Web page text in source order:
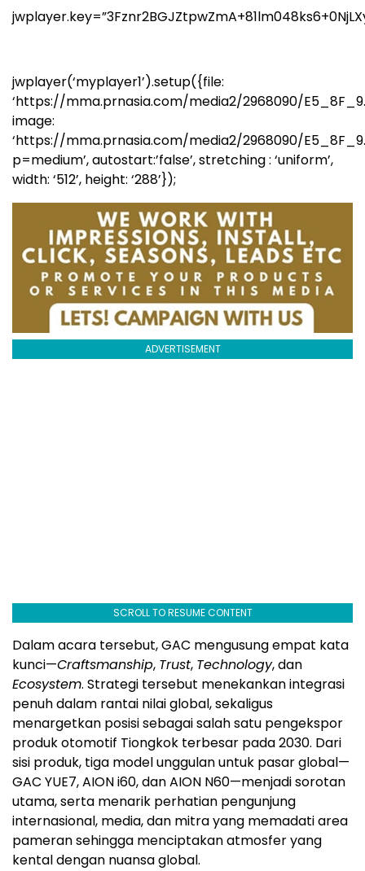
jwplayer(‘myplayer1’).setup({file:
‘https://mma.prnasia.com/media2/2968090/
image:
‘https://mma.prnasia.com/media2/2968090/
p=medium’, autostart:’false’, stretching : ‘uniform’,
width: ‘512’, height: ‘288’});
ADVERTISEMENT
SCROLL TO RESUME CONTENT
Dalam acara tersebut, GAC mengusung empat kata
kunci—Craftsmanship, Trust, Technology, dan
Ecosystem. Strategi tersebut menekankan integrasi
penuh dalam rantai nilai global, sekaligus
menargetkan posisi sebagai salah satu pengekspor
produk otomotif Tiongkok terbesar pada 2030. Dari
sisi produk, tiga model unggulan untuk pasar global—
GAC YUE7, AION i60, dan AION N60—menjadi sorotan
utama, serta menarik perhatian pengunjung
internasional, media, dan mitra yang memadati area
pameran sehingga menciptakan atmosfer yang
kental dengan nuansa global.